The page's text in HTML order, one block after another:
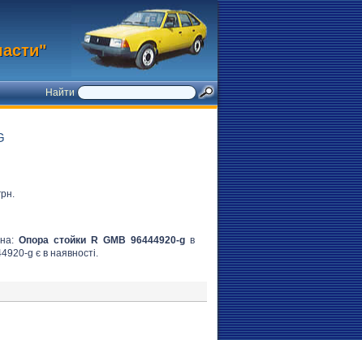
Найти
Опора стойки R GMB 96444920-gв
g є в наявності.